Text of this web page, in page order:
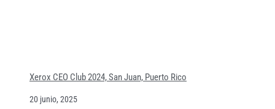
Xerox CEO Club 2024, San Juan, Puerto Rico
20 junio, 2025